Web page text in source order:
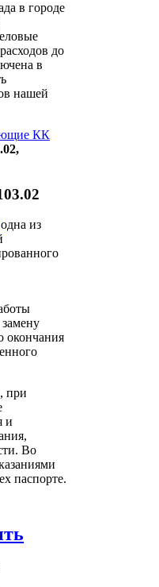
в городе
до
в
нашей
КК
одна из
окончания
при
и
Во
паспорте.